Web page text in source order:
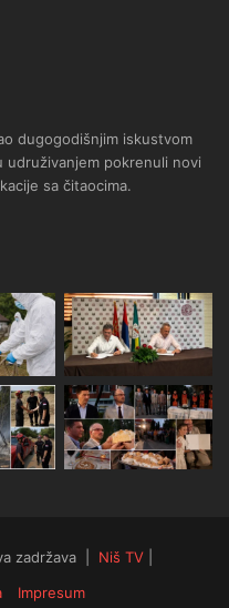
dugogodišnjim iskustvom
udruživanjem pokrenuli novi
sa čitaocima.
zadržava | Niš TV|
Impresum